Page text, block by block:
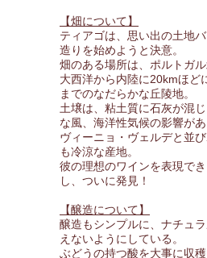
【畑について】
ティアゴは、思い出の土地
造りを始めようと決意。
畑のある場所は、ポルトガル
大西洋から内陸に20kmほど
までのなだらかな丘陵地。
土壌は、粘土質に石灰が混
な風、海洋性気候の影響があ
ヴィーニョ・ヴェルデと並
も冷涼な産地。
彼の理想のワインを表現で
し、ついに発見！
【醸造について】
醸造もシンプルに、ナチュ
えないようにしている。
ぶどうの持つ酸を大事に収